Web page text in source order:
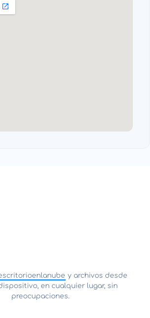
y archivos desde
en cualquier lugar, sin
preocupaciones.